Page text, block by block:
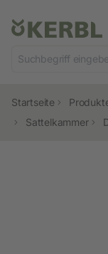
Startseite
Sattelkammer